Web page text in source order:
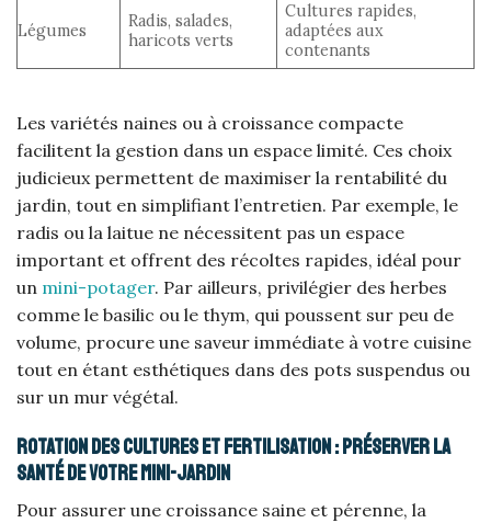
Légumes
Radis, salades,
haricots verts
Cultures rapides,
adaptées aux
contenants
Les variétés naines ou à croissance compacte
facilitent la gestion dans un espace limité. Ces choix
judicieux permettent de maximiser la rentabilité du
jardin, tout en simplifiant l’entretien. Par exemple, le
radis ou la laitue ne nécessitent pas un espace
important et offrent des récoltes rapides, idéal pour
un mini-potager. Par ailleurs, privilégier des herbes
comme le basilic ou le thym, qui poussent sur peu de
volume, procure une saveur immédiate à votre cuisine
tout en étant esthétiques dans des pots suspendus ou
sur un mur végétal.
Rotation des cultures et fertilisation : préserver la
santé de votre mini-jardin
Pour assurer une croissance saine et pérenne, la